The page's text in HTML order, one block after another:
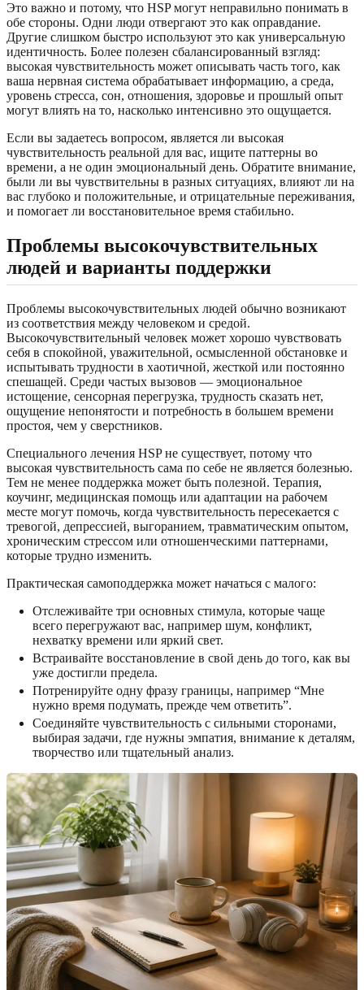
Это важно и потому, что HSP могут неправильно понимать в
обе стороны. Одни люди отвергают это как оправдание.
Другие слишком быстро используют это как универсальную
идентичность. Более полезен сбалансированный взгляд:
высокая чувствительность может описывать часть того, как
ваша нервная система обрабатывает информацию, а среда,
уровень стресса, сон, отношения, здоровье и прошлый опыт
могут влиять на то, насколько интенсивно это ощущается.
Если вы задаетесь вопросом, является ли высокая
чувствительность реальной для вас, ищите паттерны во
времени, а не один эмоциональный день. Обратите внимание,
были ли вы чувствительны в разных ситуациях, влияют ли на
вас глубоко и положительные, и отрицательные переживания,
и помогает ли восстановительное время стабильно.
Проблемы высокочувствительных
людей и варианты поддержки
Проблемы высокочувствительных людей обычно возникают
из соответствия между человеком и средой.
Высокочувствительный человек может хорошо чувствовать
себя в спокойной, уважительной, осмысленной обстановке и
испытывать трудности в хаотичной, жесткой или постоянно
спешащей. Среди частых вызовов — эмоциональное
истощение, сенсорная перегрузка, трудность сказать нет,
ощущение непонятости и потребность в большем времени
простоя, чем у сверстников.
Специального лечения HSP не существует, потому что
высокая чувствительность сама по себе не является болезнью.
Тем не менее поддержка может быть полезной. Терапия,
коучинг, медицинская помощь или адаптации на рабочем
месте могут помочь, когда чувствительность пересекается с
тревогой, депрессией, выгоранием, травматическим опытом,
хроническим стрессом или отношенческими паттернами,
которые трудно изменить.
Практическая самоподдержка может начаться с малого:
Отслеживайте три основных стимула, которые чаще
всего перегружают вас, например шум, конфликт,
нехватку времени или яркий свет.
Встраивайте восстановление в свой день до того, как вы
уже достигли предела.
Потренируйте одну фразу границы, например “Мне
нужно время подумать, прежде чем ответить”.
Соединяйте чувствительность с сильными сторонами,
выбирая задачи, где нужны эмпатия, внимание к деталям,
творчество или тщательный анализ.